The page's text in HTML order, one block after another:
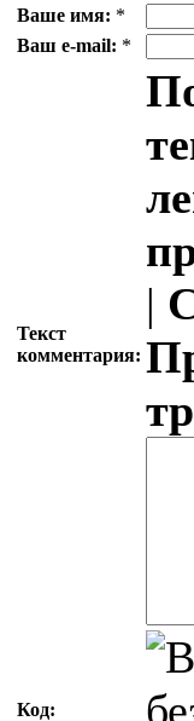
Ваше имя: *
Ваш e-mail: *
Текст
комментария:
|
Код: